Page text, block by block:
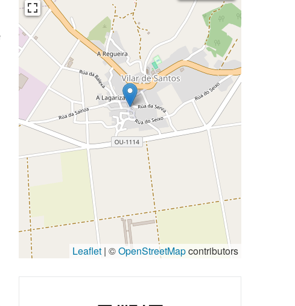
Leaflet| ©OpenStreetMapcontributors